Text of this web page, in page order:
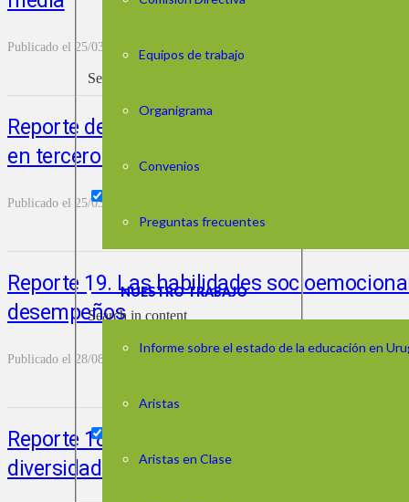
Search in title
Search in content
Equipos de trabajo
Organigrama
Convenios
Preguntas frecuentes
NUESTRO TRABAJO
Informe sobre el estado de la educación en
Aristas
Aristas en Clase
Publicado el 25/03/2026
Reporte de Aristas 20. Materiales y
en tercero de media
Publicado el 25/03/2026
Reporte 19. Las habilidades
desempeños
Publicado el 28/08/2025
Reporte 18. Cambios en creencias y
diversidad e igualdad de género